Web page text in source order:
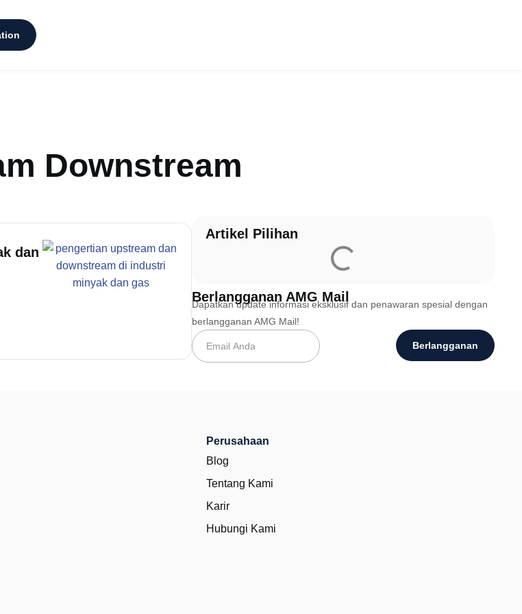
Downstream
dan
Artikel Pilihan
Berlangganan AMG Mail
Dapatkan update informasi eksklusif dan penawaran spesial dengan
berlangganan AMG Mail!
Berlangganan
Perusahaan
Blog
Tentang Kami
Karir
Hubungi Kami